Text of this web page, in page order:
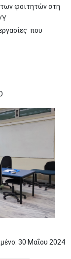
των φοιτητών στη
Υ
που
30 Μαΐου 2024